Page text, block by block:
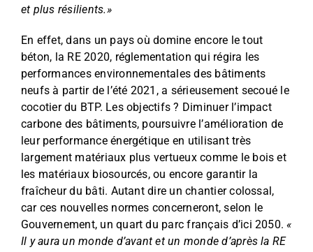
et plus résilients.»
En effet, dans un pays où domine encore le tout
béton, la RE 2020, réglementation qui régira les
performances environnementales des bâtiments
neufs à partir de l’été 2021, a sérieusement secoué le
cocotier du BTP. Les objectifs ? Diminuer l’impact
carbone des bâtiments, poursuivre l’amélioration de
leur performance énergétique en utilisant très
largement matériaux plus vertueux comme le bois et
les matériaux biosourcés, ou encore garantir la
fraîcheur du bâti. Autant dire un chantier colossal,
car ces nouvelles normes concerneront, selon le
Gouvernement, un quart du parc français d’ici 2050.«
Il y aura un monde d’avant et un monde d’après la RE